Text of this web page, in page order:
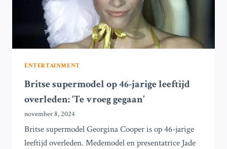
ENTERTAINMENT
Britse supermodel op 46-jarige leeftijd
overleden: ‘Te vroeg gegaan’
november 8, 2024
Britse supermodel Georgina Cooper is op 46-jarige
leeftijd overleden. Medemodel en presentatrice Jade